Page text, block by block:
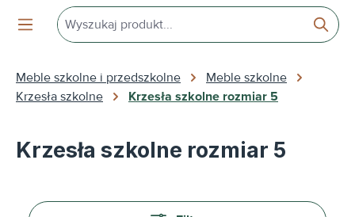
Meble szkolne i przedszkolne
Meble szkolne
Krzesła szkolne
Krzesła szkolne rozmiar 5
Krzesła szkolne rozmiar 5